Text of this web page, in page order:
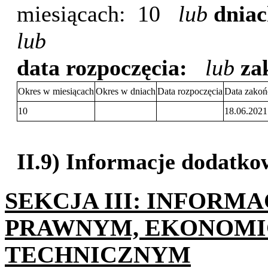
miesiącach: 10 lub
lub
data rozpoczęcia:
lub
Okres w miesiącach Okres w dniach Data rozpoczęcia Data
10
18.06.2021
II.9) Informacje
SEKCJA III:
PRAWNYM,
TECHNICZNYM